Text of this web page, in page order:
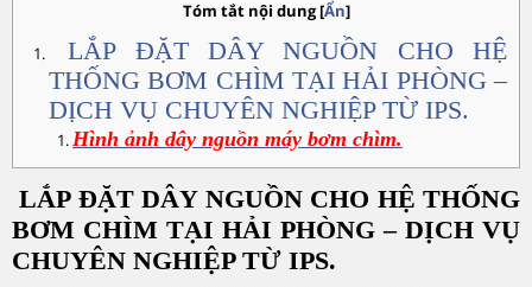
Tóm tắt nội dung[Ẩn]
LẮP ĐẶT DÂY NGUỒN CHO HỆ
THỐNG BƠM CHÌM TẠI HẢI PHÒNG –
DỊCH VỤ CHUYÊN NGHIỆP TỪ IPS.
Hình ảnh dây nguồn máy bơm chìm.
LẮP ĐẶT DÂY NGUỒN CHO HỆ THỐNG
BƠM CHÌM TẠI HẢI PHÒNG – DỊCH VỤ
CHUYÊN NGHIỆP TỪ IPS.